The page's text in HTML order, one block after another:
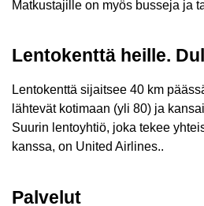
Matkustajille on myös busseja ja
Lentokenttä heille.
Lentokenttä sijaitsee 40 km
lähtevät kotimaan (yli 80) ja
Suurin lentoyhtiö, joka tekee
kanssa, on United Airlines..
Palvelut